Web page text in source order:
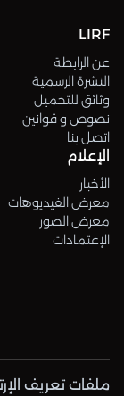
LIRF
عن الرابطة
النشرة الرسمية
وثائق للتحميل
نصوص و قوانين
اتصل بنا
الإعلام
الأخبار
معرض الفيديوهات
معرض الصور
الإعتمادات
ملفات تعريف